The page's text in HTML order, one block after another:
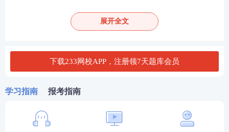
9:00-11:00 中级个人理财
13:00-15:00 中级银行管理
16:00-18:00 中级个人贷款 立即估分>>
6月14日
9:00-11:00 中级风险管理 立即估分>>
13:00-15:00
银行从业真题直播安排
展开全文
下载233网校APP，注册领7天题库会员
学习指南 报考指南